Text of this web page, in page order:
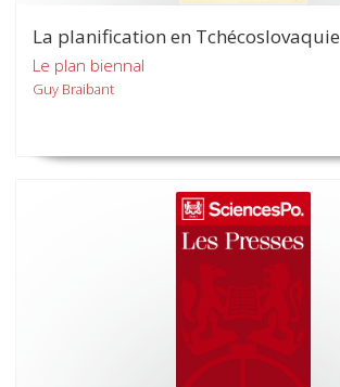
La planification en Tchécoslovaquie
Le plan biennal
Guy Braibant